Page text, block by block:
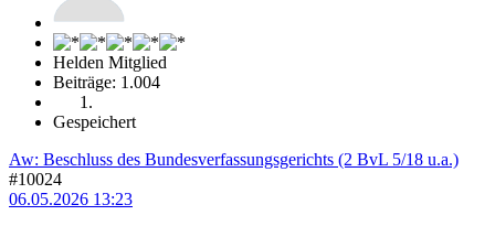
Helden Mitglied
Beiträge: 1.004
Gespeichert
Aw: Beschluss des Bundesverfassungsgerichts (2 BvL 5/18 u.a.)
#10024
06.05.2026 13:23